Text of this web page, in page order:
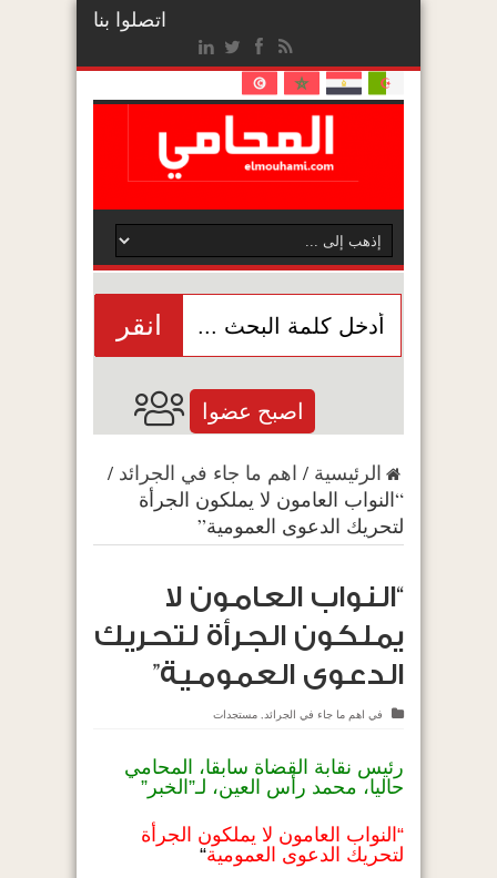
اتصلوا بنا
انقر
اصبح عضوا
الرئيسية / اهم ما جاء في الجرائد /
“النواب العامون لا يملكون الجرأة
لتحريك الدعوى العمومية”
“النواب العامون لا
يملكون الجرأة لتحريك
الدعوى العمومية”
في اهم ما جاء في الجرائد, مستجدات
رئيس نقابة القضاة سابقا، المحامي
حاليا، محمد رأس العين، لـ”الخبر”
“النواب العامون لا يملكون الجرأة
لتحريك الدعوى العمومية“